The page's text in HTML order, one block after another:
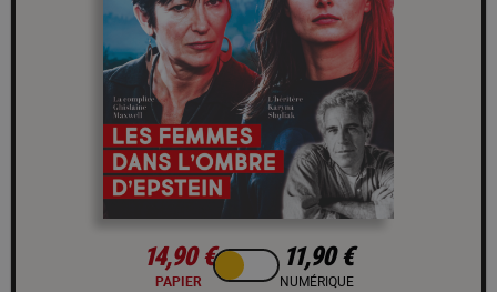
14,90 €
PAPIER
11,90 €
NUMÉRIQUE